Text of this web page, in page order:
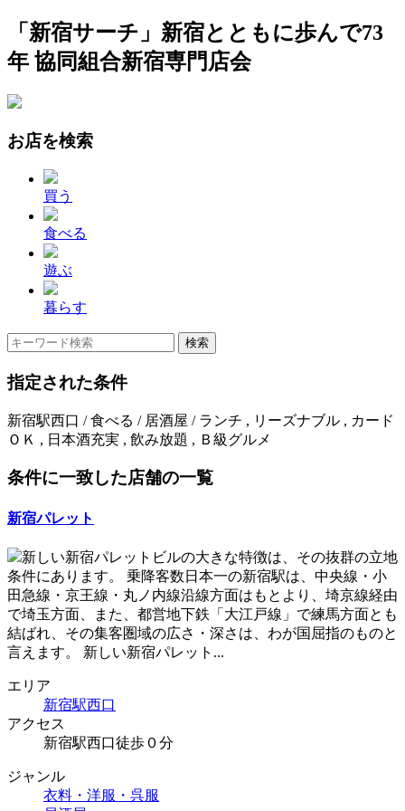
「新宿サーチ」新宿とともに歩んで73
年 協同組合新宿専門店会
お店を検索
買う
食べる
遊ぶ
暮らす
指定された条件
新宿駅西口 / 食べる / 居酒屋 / ランチ , リーズナブル , カード
ＯＫ , 日本酒充実 , 飲み放題 , Ｂ級グルメ
条件に一致した店舗の一覧
新宿パレット
新しい新宿パレットビルの大きな特徴は、その抜群の立地
条件にあります。 乗降客数日本一の新宿駅は、中央線・小
田急線・京王線・丸ノ内線沿線方面はもとより、埼京線経由
で埼玉方面、また、都営地下鉄「大江戸線」で練馬方面とも
結ばれ、その集客圏域の広さ・深さは、わが国屈指のものと
言えます。 新しい新宿パレット...
エリア
新宿駅西口
アクセス
新宿駅西口徒歩０分
ジャンル
衣料・洋服・呉服